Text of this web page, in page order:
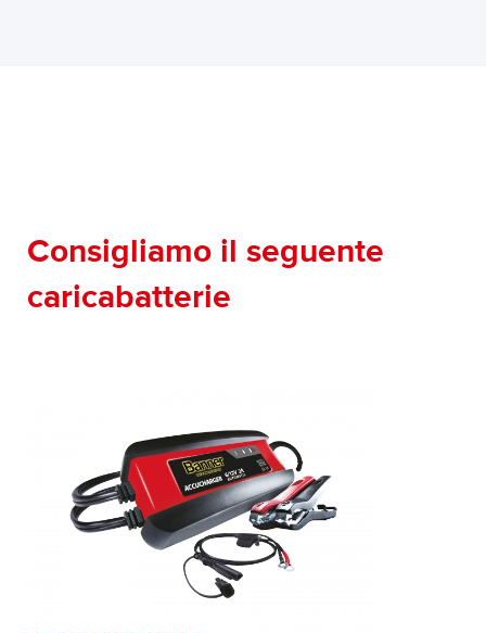
Consigliamo il seguente
caricabatterie